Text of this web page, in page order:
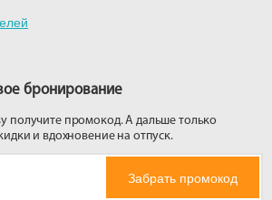
бронирование
получите промокод. А дальше только
и вдохновение на отпуск.
Забрать промокод